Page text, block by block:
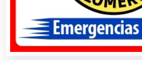
Artículos Personales
Artículos Publicitarios